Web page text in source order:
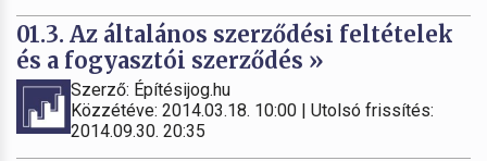
01.3. Az általános szerződési feltételek
és a fogyasztói szerződés »
Szerző: Építésijog.hu
Közzétéve: 2014.03.18. 10:00 | Utolsó frissítés:
2014.09.30. 20:35